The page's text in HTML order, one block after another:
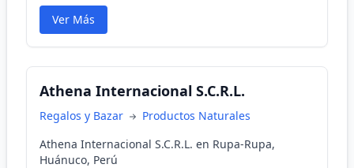
Ver Más
Athena Internacional S.C.R.L.
Regalos y Bazar
Productos Naturales
Athena Internacional S.C.R.L. en Rupa-Rupa,
Huánuco, Perú